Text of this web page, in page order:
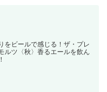
をビールで感じる！ザ・プレ
ルツ〈秋〉香るエールを飲ん